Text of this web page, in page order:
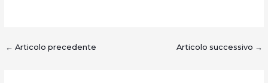
← Articolo precedente Articolo successivo →